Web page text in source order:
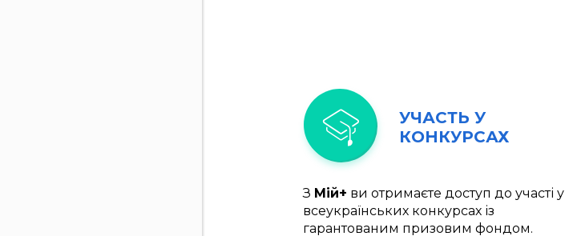
УЧАСТЬ У
КОНКУРСАХ
З Мій+ ви отримаєте доступ до участі у
всеукраїнських конкурсах із
гарантованим призовим фондом.